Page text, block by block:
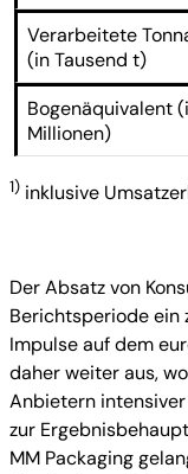
Verarbeitete
(in Tausend t)
Bogenäquivalent
Millionen)
1) inklusive
Der Absatz von
Berichtsperiode ein
Impulse auf dem
daher weiter aus,
Anbietern
zur
MM Packaging